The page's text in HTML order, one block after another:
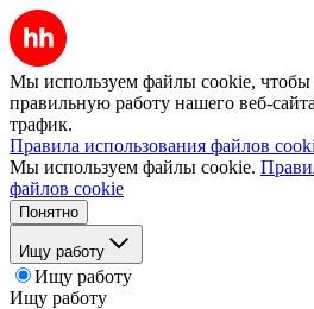
Мы используем файлы cookie, чтобы
правильную работу нашего веб-
трафик.
Правила использования файлов
Мы используем файлы cookie.
файлов cookie
Понятно
Ищу работу
Ищу работу
Ищу работу